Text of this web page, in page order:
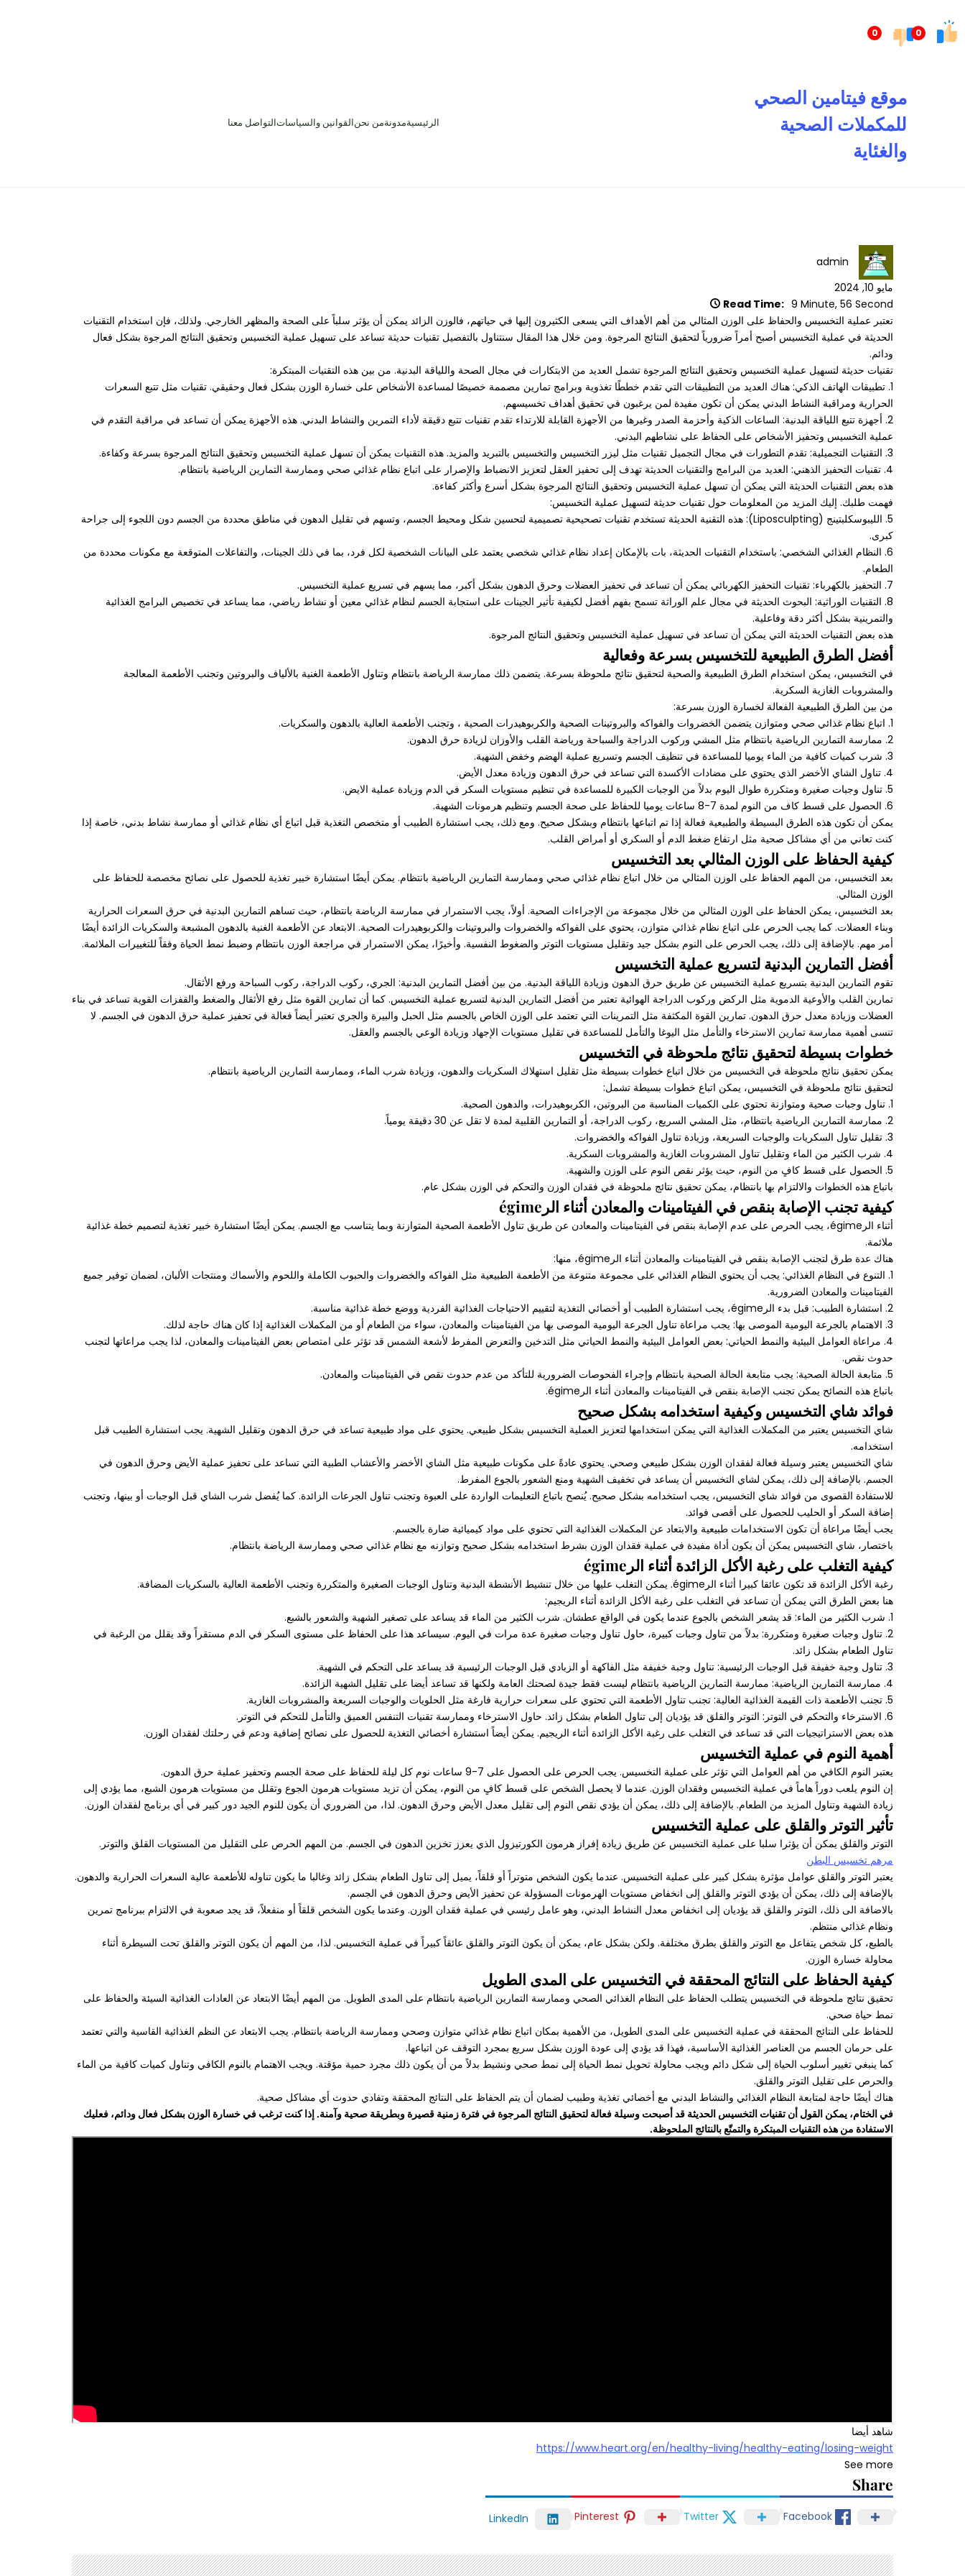
0
0إلى
موقع فيتامين الصحي
للمكملات الصحية
والغئاية
الرئيسيةمدونةمن نحنالقوانين والسياساتالتواصل معنا
admin
مايو 10, 2024
Read Time: 9 Minute, 56 Second
تعتبر عملية التخسيس والحفاظ على الوزن المثالي من أهم الأهداف التي يسعى الكثيرون إليها في حياتهم، فالوزن الزائد يمكن أن يؤثر سلباً على الصحة والمظهر الخارجي. ولذلك، فإن استخدام التقنيات
الحديثة في عملية التخسيس أصبح أمراً ضرورياً لتحقيق النتائج المرجوة. ومن خلال هذا المقال سنتناول بالتفصيل تقنيات حديثة تساعد على تسهيل عملية التخسيس وتحقيق النتائج المرجوة بشكل فعال
ودائم.
تقنيات حديثة لتسهيل عملية التخسيس وتحقيق النتائج المرجوة تشمل العديد من الابتكارات في مجال الصحة واللياقة البدنية. من بين هذه التقنيات المبتكرة:
1. تطبيقات الهاتف الذكي: هناك العديد من التطبيقات التي تقدم خططًا تغذوية وبرامج تمارين مصممة خصيصًا لمساعدة الأشخاص على خسارة الوزن بشكل فعال وحقيقي. تقنيات مثل تتبع السعرات
الحرارية ومراقبة النشاط البدني يمكن أن تكون مفيدة لمن يرغبون في تحقيق أهداف تخسيسهم.
2. أجهزة تتبع اللياقة البدنية: الساعات الذكية وأحزمة الصدر وغيرها من الأجهزة القابلة للارتداء تقدم تقنيات تتبع دقيقة لأداء التمرين والنشاط البدني. هذه الأجهزة يمكن أن تساعد في مراقبة التقدم في
عملية التخسيس وتحفيز الأشخاص على الحفاظ على نشاطهم البدني.
3. التقنيات التجميلية: تقدم التطورات في مجال التجميل تقنيات مثل ليزر التخسيس والتخسيس بالتبريد والمزيد. هذه التقنيات يمكن أن تسهل عملية التخسيس وتحقيق النتائج المرجوة بسرعة وكفاءة.
4. تقنيات التحفيز الذهني: العديد من البرامج والتقنيات الحديثة تهدف إلى تحفيز العقل لتعزيز الانضباط والإصرار على اتباع نظام غذائي صحي وممارسة التمارين الرياضية بانتظام.
هذه بعض التقنيات الحديثة التي يمكن أن تسهل عملية التخسيس وتحقيق النتائج المرجوة بشكل أسرع وأكثر كفاءة.
فهمت طلبك. إليك المزيد من المعلومات حول تقنيات حديثة لتسهيل عملية التخسيس:
5. الليبوسكلبتينج (Liposculpting): هذه التقنية الحديثة تستخدم تقنيات تصحيحية تصميمية لتحسين شكل ومحيط الجسم، وتسهم في تقليل الدهون في مناطق محددة من الجسم دون اللجوء إلى جراحة
كبرى.
6. النظام الغذائي الشخصي: باستخدام التقنيات الحديثة، بات بالإمكان إعداد نظام غذائي شخصي يعتمد على البيانات الشخصية لكل فرد، بما في ذلك الجينات، والتفاعلات المتوقعة مع مكونات محددة من
الطعام.
7. التحفيز بالكهرباء: تقنيات التحفيز الكهربائي يمكن أن تساعد في تحفيز العضلات وحرق الدهون بشكل أكبر، مما يسهم في تسريع عملية التخسيس.
8. التقنيات الوراثية: البحوث الحديثة في مجال علم الوراثة تسمح بفهم أفضل لكيفية تأثير الجينات على استجابة الجسم لنظام غذائي معين أو نشاط رياضي، مما يساعد في تخصيص البرامج الغذائية
والتمرينية بشكل أكثر دقة وفاعلية.
هذه بعض التقنيات الحديثة التي يمكن أن تساعد في تسهيل عملية التخسيس وتحقيق النتائج المرجوة.
أفضل الطرق الطبيعية للتخسيس بسرعة وفعالية
في التخسيس، يمكن استخدام الطرق الطبيعية والصحية لتحقيق نتائج ملحوظة بسرعة. يتضمن ذلك ممارسة الرياضة بانتظام وتناول الأطعمة الغنية بالألياف والبروتين وتجنب الأطعمة المعالجة
والمشروبات الغازية السكرية.
من بين الطرق الطبيعية الفعالة لخسارة الوزن بسرعة:
1. اتباع نظام غذائي صحي ومتوازن يتضمن الخضروات والفواكه والبروتينات الصحية والكربوهيدرات الصحية ، وتجنب الأطعمة العالية بالدهون والسكريات.
2. ممارسة التمارين الرياضية بانتظام مثل المشي وركوب الدراجة والسباحة ورياضة القلب والأوزان لزيادة حرق الدهون.
3. شرب كميات كافية من الماء يوميا للمساعدة في تنظيف الجسم وتسريع عملية الهضم وخفض الشهية.
4. تناول الشاي الأخضر الذي يحتوي على مضادات الأكسدة التي تساعد في حرق الدهون وزيادة معدل الأيض.
5. تناول وجبات صغيرة ومتكررة طوال اليوم بدلاً من الوجبات الكبيرة للمساعدة في تنظيم مستويات السكر في الدم وزيادة عملية الايض.
6. الحصول على قسط كاف من النوم لمدة 7-8 ساعات يوميا للحفاظ على صحة الجسم وتنظيم هرمونات الشهية.
يمكن أن تكون هذه الطرق البسيطة والطبيعية فعالة إذا تم اتباعها بانتظام وبشكل صحيح. ومع ذلك، يجب استشارة الطبيب أو متخصص التغذية قبل اتباع أي نظام غذائي أو ممارسة نشاط بدني، خاصة إذا
كنت تعاني من أي مشاكل صحية مثل ارتفاع ضغط الدم أو السكري أو أمراض القلب.
كيفية الحفاظ على الوزن المثالي بعد التخسيس
بعد التخسيس، من المهم الحفاظ على الوزن المثالي من خلال اتباع نظام غذائي صحي وممارسة التمارين الرياضية بانتظام. يمكن أيضًا استشارة خبير تغذية للحصول على نصائح مخصصة للحفاظ على
الوزن المثالي.
بعد التخسيس، يمكن الحفاظ على الوزن المثالي من خلال مجموعة من الإجراءات الصحية. أولاً، يجب الاستمرار في ممارسة الرياضة بانتظام، حيث تساهم التمارين البدنية في حرق السعرات الحرارية
وبناء العضلات. كما يجب الحرص على اتباع نظام غذائي متوازن، يحتوي على الفواكه والخضروات والبروتينات والكربوهيدرات الصحية. الابتعاد عن الأطعمة الغنية بالدهون المشبعة والسكريات الزائدة أيضًا
أمر مهم. بالإضافة إلى ذلك، يجب الحرص على النوم بشكل جيد وتقليل مستويات التوتر والضغوط النفسية. وأخيرًا، يمكن الاستمرار في مراجعة الوزن بانتظام وضبط نمط الحياة وفقاً للتغييرات الملائمة.
أفضل التمارين البدنية لتسريع عملية التخسيس
تقوم التمارين البدنية بتسريع عملية التخسيس عن طريق حرق الدهون وزيادة اللياقة البدنية. من بين أفضل التمارين البدنية: الجري، ركوب الدراجة، ركوب السباحة ورفع الأثقال.
تمارين القلب والأوعية الدموية مثل الركض وركوب الدراجة الهوائية تعتبر من أفضل التمارين البدنية لتسريع عملية التخسيس. كما أن تمارين القوة مثل رفع الأثقال والضغط والقفزات القوية تساعد في بناء
العضلات وزيادة معدل حرق الدهون. تمارين القوة المكثفة مثل التمرينات التي تعتمد على الوزن الخاص بالجسم مثل الحبل والبيرة والجري تعتبر أيضاً فعالة في تحفيز عملية حرق الدهون في الجسم. لا
تنسى أهمية ممارسة تمارين الاسترخاء والتأمل مثل اليوغا والتأمل للمساعدة في تقليل مستويات الإجهاد وزيادة الوعي بالجسم والعقل.
خطوات بسيطة لتحقيق نتائج ملحوظة في التخسيس
يمكن تحقيق نتائج ملحوظة في التخسيس من خلال اتباع خطوات بسيطة مثل تقليل استهلاك السكريات والدهون، وزيادة شرب الماء، وممارسة التمارين الرياضية بانتظام.
لتحقيق نتائج ملحوظة في التخسيس، يمكن اتباع خطوات بسيطة تشمل:
1. تناول وجبات صحية ومتوازنة تحتوي على الكميات المناسبة من البروتين، الكربوهيدرات، والدهون الصحية.
2. ممارسة التمارين الرياضية بانتظام، مثل المشي السريع، ركوب الدراجة، أو التمارين القلبية لمدة لا تقل عن 30 دقيقة يومياً.
3. تقليل تناول السكريات والوجبات السريعة، وزيادة تناول الفواكه والخضروات.
4. شرب الكثير من الماء وتقليل تناول المشروبات الغازية والمشروبات السكرية.
5. الحصول على قسط كافٍ من النوم، حيث يؤثر نقص النوم على الوزن والشهية.
باتباع هذه الخطوات والالتزام بها بانتظام، يمكن تحقيق نتائج ملحوظة في فقدان الوزن والتحكم في الوزن بشكل عام.
كيفية تجنب الإصابة بنقص في الفيتامينات والمعادن أثناء الرégime
أثناء الرégime، يجب الحرص على عدم الإصابة بنقص في الفيتامينات والمعادن عن طريق تناول الأطعمة الصحية المتوازنة وبما يتناسب مع الجسم. يمكن أيضًا استشارة خبير تغذية لتصميم خطة غذائية
ملائمة.
هناك عدة طرق لتجنب الإصابة بنقص في الفيتامينات والمعادن أثناء الرégime، منها:
1. التنوع في النظام الغذائي: يجب أن يحتوي النظام الغذائي على مجموعة متنوعة من الأطعمة الطبيعية مثل الفواكه والخضروات والحبوب الكاملة واللحوم والأسماك ومنتجات الألبان، لضمان توفير جميع
الفيتامينات والمعادن الضرورية.
2. استشارة الطبيب: قبل بدء الرégime، يجب استشارة الطبيب أو أخصائي التغذية لتقييم الاحتياجات الغذائية الفردية ووضع خطة غذائية مناسبة.
3. الاهتمام بالجرعة اليومية الموصى بها: يجب مراعاة تناول الجرعة اليومية الموصى بها من الفيتامينات والمعادن، سواء من الطعام أو من المكملات الغذائية إذا كان هناك حاجة لذلك.
4. مراعاة العوامل البيئية والنمط الحياتي: بعض العوامل البيئية والنمط الحياتي مثل التدخين والتعرض المفرط لأشعة الشمس قد تؤثر على امتصاص بعض الفيتامينات والمعادن، لذا يجب مراعاتها لتجنب
حدوث نقص.
5. متابعة الحالة الصحية: يجب متابعة الحالة الصحية بانتظام وإجراء الفحوصات الضرورية للتأكد من عدم حدوث نقص في الفيتامينات والمعادن.
باتباع هذه النصائح يمكن تجنب الإصابة بنقص في الفيتامينات والمعادن أثناء الرégime.
فوائد شاي التخسيس وكيفية استخدامه بشكل صحيح
شاي التخسيس يعتبر من المكملات الغذائية التي يمكن استخدامها لتعزيز العملية التخسيس بشكل طبيعي. يحتوي على مواد طبيعية تساعد في حرق الدهون وتقليل الشهية. يجب استشارة الطبيب قبل
استخدامه.
شاي التخسيس يعتبر وسيلة فعالة لفقدان الوزن بشكل طبيعي وصحي. يحتوي عادةً على مكونات طبيعية مثل الشاي الأخضر والأعشاب الطبية التي تساعد على تحفيز عملية الأيض وحرق الدهون في
الجسم. بالإضافة إلى ذلك، يمكن لشاي التخسيس أن يساعد في تخفيف الشهية ومنع الشعور بالجوع المفرط.
للاستفادة القصوى من فوائد شاي التخسيس، يجب استخدامه بشكل صحيح. يُنصح باتباع التعليمات الواردة على العبوة وتجنب تناول الجرعات الزائدة. كما يُفضل شرب الشاي قبل الوجبات أو بينها، وتجنب
إضافة السكر أو الحليب للحصول على أقصى فوائد.
يجب أيضًا مراعاة أن تكون الاستخدامات طبيعية والابتعاد عن المكملات الغذائية التي تحتوي على مواد كيميائية ضارة بالجسم.
باختصار، شاي التخسيس يمكن أن يكون أداة مفيدة في عملية فقدان الوزن بشرط استخدامه بشكل صحيح وتوازنه مع نظام غذائي صحي وممارسة الرياضة بانتظام.
كيفية التغلب على رغبة الأكل الزائدة أثناء الرégime
رغبة الأكل الزائدة قد تكون عائقا كبيرا أثناء الرégime. يمكن التغلب عليها من خلال تنشيط الأنشطة البدنية وتناول الوجبات الصغيرة والمتكررة وتجنب الأطعمة العالية بالسكريات المضافة.
هنا بعض الطرق التي يمكن أن تساعد في التغلب على رغبة الأكل الزائدة أثناء الريجيم:
1. شرب الكثير من الماء: قد يشعر الشخص بالجوع عندما يكون في الواقع عطشان. شرب الكثير من الماء قد يساعد على تصغير الشهية والشعور بالشبع.
2. تناول وجبات صغيرة ومتكررة: بدلاً من تناول وجبات كبيرة، حاول تناول وجبات صغيرة عدة مرات في اليوم. سيساعد هذا على الحفاظ على مستوى السكر في الدم مستقراً وقد يقلل من الرغبة في
تناول الطعام بشكل زائد.
3. تناول وجبة خفيفة قبل الوجبات الرئيسية: تناول وجبة خفيفة مثل الفاكهة أو الزبادي قبل الوجبات الرئيسية قد يساعد على التحكم في الشهية.
4. ممارسة التمارين الرياضية: ممارسة التمارين الرياضية بانتظام ليست فقط جيدة لصحتك العامة ولكنها قد تساعد أيضا على تقليل الشهية الزائدة.
5. تجنب الأطعمة ذات القيمة الغذائية العالية: تجنب تناول الأطعمة التي تحتوي على سعرات حرارية فارغة مثل الحلويات والوجبات السريعة والمشروبات الغازية.
6. الاسترخاء والتحكم في التوتر: التوتر والقلق قد يؤديان إلى تناول الطعام بشكل زائد. حاول الاسترخاء وممارسة تقنيات التنفس العميق والتأمل للتحكم في التوتر.
هذه بعض الاستراتيجيات التي قد تساعد في التغلب على رغبة الأكل الزائدة أثناء الريجيم. يمكن أيضاً استشارة أخصائي التغذية للحصول على نصائح إضافية ودعم في رحلتك لفقدان الوزن.
أهمية النوم في عملية التخسيس
يعتبر النوم الكافي من أهم العوامل التي تؤثر على عملية التخسيس. يجب الحرص على الحصول على 7-9 ساعات نوم كل ليلة للحفاظ على صحة الجسم وتحفيز عملية حرق الدهون.
إن النوم يلعب دوراً هاماً في عملية التخسيس وفقدان الوزن. عندما لا يحصل الشخص على قسط كافٍ من النوم، يمكن أن تزيد مستويات هرمون الجوع وتقلل من مستويات هرمون الشبع، مما يؤدي إلى
زيادة الشهية وتناول المزيد من الطعام. بالإضافة إلى ذلك، يمكن أن يؤدي نقص النوم إلى تقليل معدل الأيض وحرق الدهون. لذا، من الضروري أن يكون للنوم الجيد دور كبير في أي برنامج لفقدان الوزن.
تأثير التوتر والقلق على عملية التخسيس
التوتر والقلق يمكن أن يؤثرا سلبا على عملية التخسيس عن طريق زيادة إفراز هرمون الكورتيزول الذي يعزز تخزين الدهون في الجسم. من المهم الحرص على التقليل من المستويات القلق والتوتر.
مرهم تخسيس البطن
يعتبر التوتر والقلق عوامل مؤثرة بشكل كبير على عملية التخسيس. عندما يكون الشخص متوتراً أو قلقاً، يميل إلى تناول الطعام بشكل زائد وغالبا ما يكون تناوله للأطعمة عالية السعرات الحرارية والدهون.
بالإضافة إلى ذلك، يمكن أن يؤدي التوتر والقلق إلى انخفاض مستويات الهرمونات المسؤولة عن تحفيز الأيض وحرق الدهون في الجسم.
بالاضافة الى ذلك، التوتر والقلق قد يؤديان إلى انخفاض معدل النشاط البدني، وهو عامل رئيسي في عملية فقدان الوزن. وعندما يكون الشخص قلقاً أو منفعلاً، قد يجد صعوبة في الالتزام ببرنامج تمرين
ونظام غذائي منتظم.
بالطبع، كل شخص يتفاعل مع التوتر والقلق بطرق مختلفة. ولكن بشكل عام، يمكن أن يكون التوتر والقلق عائقاً كبيراً في عملية التخسيس. لذا، من المهم أن يكون التوتر والقلق تحت السيطرة أثناء
محاولة خسارة الوزن.
كيفية الحفاظ على النتائج المحققة في التخسيس على المدى الطويل
تحقيق نتائج ملحوظة في التخسيس يتطلب الحفاظ على النظام الغذائي الصحي وممارسة التمارين الرياضية بانتظام على المدى الطويل. من المهم أيضًا الابتعاد عن العادات الغذائية السيئة والحفاظ على
نمط حياة صحي.
للحفاظ على النتائج المحققة في عملية التخسيس على المدى الطويل، من الأهمية بمكان اتباع نظام غذائي متوازن وصحي وممارسة الرياضة بانتظام. يجب الابتعاد عن النظم الغذائية القاسية والتي تعتمد
على حرمان الجسم من العناصر الغذائية الأساسية، فهذا قد يؤدي إلى عودة الوزن بشكل سريع بمجرد التوقف عن اتباعها.
كما ينبغي تغيير أسلوب الحياة إلى شكل دائم ويجب محاولة تحويل نمط الحياة إلى نمط صحي ونشيط بدلاً من أن يكون ذلك مجرد حمية مؤقتة. ويجب الاهتمام بالنوم الكافي وتناول كميات كافية من الماء
والحرص على تقليل التوتر والقلق.
هناك أيضًا حاجة لمتابعة النظام الغذائي والنشاط البدني مع أخصائي تغذية وطبيب لضمان أن يتم الحفاظ على النتائج المحققة وتفادي حدوث أي مشاكل صحية.
في الختام، يمكن القول أن تقنيات التخسيس الحديثة قد أصبحت وسيلة فعالة لتحقيق النتائج المرجوة في فترة زمنية قصيرة وبطريقة صحية وآمنة. إذا كنت ترغب في خسارة الوزن بشكل فعال ودائم، فعليك
الاستفادة من هذه التقنيات المبتكرة والتمتّع بالنتائج الملحوظة.
شاهد أيضا
https://www.heart.org/en/healthy-living/healthy-eating/losing-weight
See more
Share
Facebook
Twitter
Pinterest
LinkedIn